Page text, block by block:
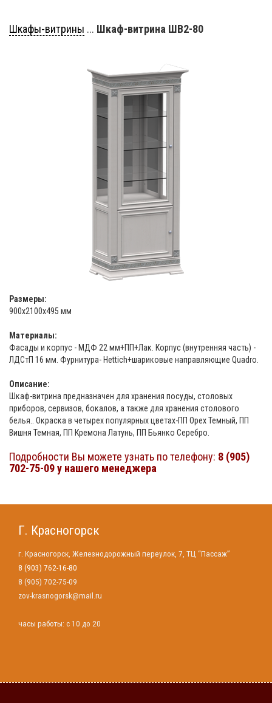
Шкафы-витрины ... Шкаф-витрина ШВ2-80
Размеры:
900х2100х495 мм
Материалы:
Фасады и корпус - МДФ 22 мм+ПП+Лак. Корпус (внутренняя часть) -
ЛДСтП 16 мм. Фурнитура- Hettich+шариковые направляющие Quadro.
Описание:
Шкаф-витрина предназначен для хранения посуды, столовых
приборов, сервизов, бокалов, а также для хранения столового
белья.. Окраска в четырех популярных цветах-ПП Орех Темный, ПП
Вишня Темная, ПП Кремона Латунь, ПП Бьянко Серебро.
Подробности Вы можете узнать по телефону: 8 (905)
702-75-09 у нашего менеджера
Г. Красногорск
г. Красногорск, Железнодорожный переулок, 7, ТЦ “Пассаж”
8 (903) 762-16-80
8 (905) 702-75-09
zov-krasnogorsk@mail.ru
часы работы: с 10 до 20